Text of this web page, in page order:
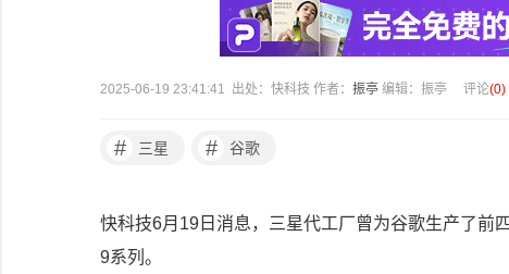
2025-06-19 23:41:41 出处：快科技 作者： 振亭 编辑：振亭 评论(0)
# 三星 # 谷歌
快科技6月19日消息，三星代工厂曾为谷歌生产了前
9系列。